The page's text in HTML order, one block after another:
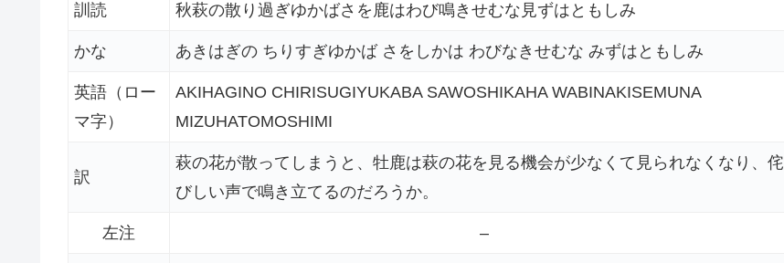
訓読 秋萩の散り過ぎゆかばさを鹿はわび鳴きせむな見ずはともしみ
かな あきはぎの ちりすぎゆかば さをしかは わびなきせむな みずはともしみ
英語（ロー
マ字）
AKIHAGINO CHIRISUGIYUKABA SAWOSHIKAHA WABINAKISEMUNA
MIZUHATOMOSHIMI
訳
萩の花が散ってしまうと、牡鹿は萩の花を見る機会が少なくて見られなくなり、侘
びしい声で鳴き立てるのだろうか。
左注 –